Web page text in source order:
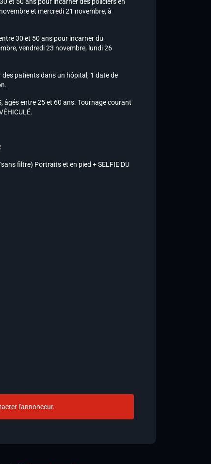
et mercredi 21 novembre, à
30 et 50 ans pour incarner du
vendredi 23 novembre, lundi 26
des patients dans un hôpital, 1 date de
âgés entre 25 et 60 ans. Tournage courant
filtre) Portraits et en pied + SELFIE DU
l'annonceur.